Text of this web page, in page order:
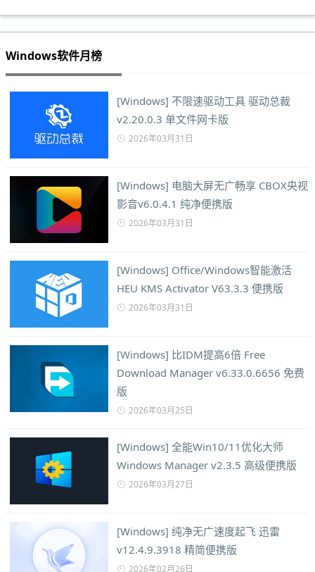
Windows软件月榜
[Windows] 不限速驱动工具 驱动总裁
v2.20.0.3 单文件网卡版
2026年03月31日
[Windows] 电脑大屏无广畅享 CBOX央视
影音v6.0.4.1 纯净便携版
2026年03月31日
[Windows] Office/Windows智能激活
HEU KMS Activator V63.3.3 便携版
2026年03月31日
[Windows] 比IDM提高6倍 Free
Download Manager v6.33.0.6656 免费
版
2026年03月25日
[Windows] 全能Win10/11优化大师
Windows Manager v2.3.5 高级便携版
2026年03月27日
[Windows] 纯净无广速度起飞 迅雷
v12.4.9.3918 精简便携版
2026年02月26日